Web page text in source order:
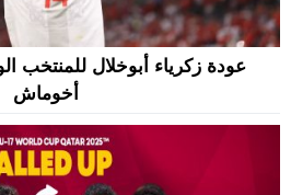
عودة زكرياء أبوخلال للمنتخب
أخوماش